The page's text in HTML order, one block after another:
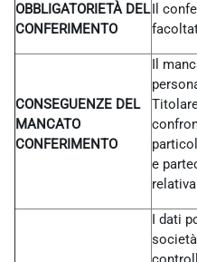
OBBLIGATORIETÀ DEL
CONFERIMENTO
Il
CONSEGUENZE DEL
MANCATO
CONFERIMENTO
Il
e
I dati